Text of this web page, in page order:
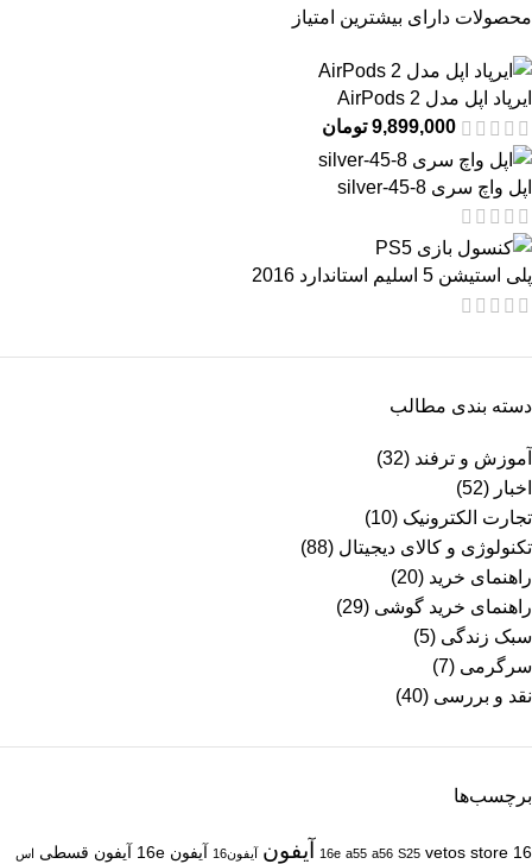
محصولات دارای بیشترین امتیاز
ایرپاد اپل مدل AirPods 2
9,899,000 تومان
اپل واچ سری 8-45-silver
پلی استیشن 5 اسلیم استاندارد 2016
دسته بندی مطالب
آموزش و ترفند (32)
اخبار (52)
تجارت الکترونیک (10)
تکنولوژی و کالای دیجیتال (88)
راهنمای خرید (20)
راهنمای خرید گوشی (29)
سبک زندگی (5)
سرگرمی (7)
نقد و بررسی (40)
برچسب‌ها
16
16e a55 a56 S25 vetos store آیفون آیفون16 آیفون 16e آیفون قسطی اس